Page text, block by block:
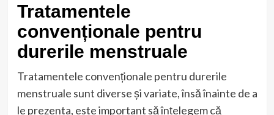
Tratamentele
convenționale pentru
durerile menstruale
Tratamentele convenționale pentru durerile
menstruale sunt diverse și variate, însă înainte de a
le prezenta, este important să înțelegem că